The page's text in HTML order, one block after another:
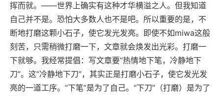
挥而就。——世界上确实有这种才华横溢之人。但我知道
自己并不是。恐怕大多数人也不是吧。所以重要的是，不
断地打磨这颗小石子，使它发光发亮。即使不如miwa这般
刻苦，只需稍微打磨一下，文章就会焕发出光彩。打磨一
下就够。我经常提倡：写文章要“热情地下笔，冷静地下
刀”。这“冷静地下刀”，其实正是打磨小石子，使它发光发
亮的一道工序。“下笔”是为了自己。“下刀”（打磨）是为了